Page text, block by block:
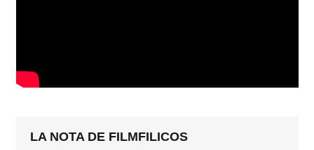
LA NOTA DE FILMFILICOS